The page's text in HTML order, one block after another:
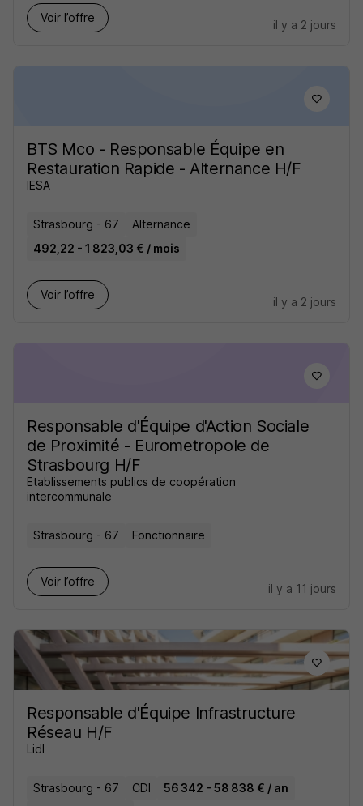
Voir l’offre
il y a 2 jours
BTS Mco - Responsable Équipe en
Restauration Rapide - Alternance H/F
IESA
Strasbourg - 67
Alternance
492,22 - 1 823,03 € / mois
Voir l’offre
il y a 2 jours
Responsable d'Équipe d'Action Sociale
de Proximité - Eurometropole de
Strasbourg H/F
Etablissements publics de coopération
intercommunale
Strasbourg - 67 Fonctionnaire
Voir l’offre
il y a 11 jours
Responsable d'Équipe Infrastructure
Réseau H/F
Lidl
Strasbourg - 67 CDI
56 342 - 58 838 € / an